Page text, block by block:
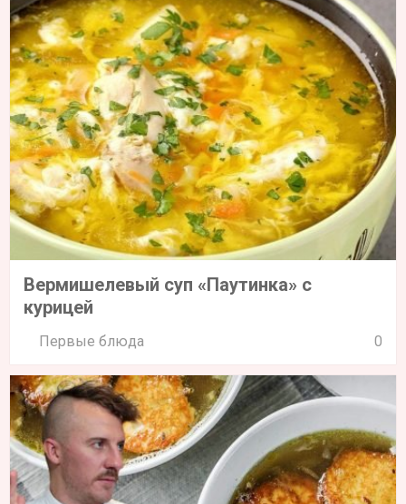
Вермишелевый суп «Паутинка» с
курицей
Первые блюда 0